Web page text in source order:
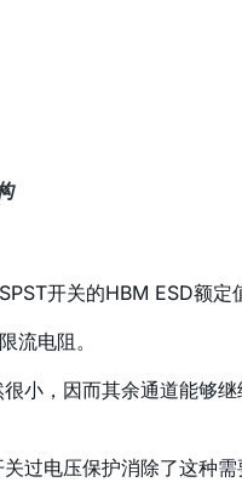
开关的HBM ESD额定
流电阻。
小，因而其余通道能够
过电压保护消除了这种